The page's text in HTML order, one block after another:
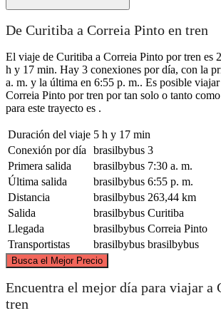
De Curitiba a Correia Pinto en tren
El viaje de Curitiba a Correia Pinto por tren es
h y 17 min. Hay 3 conexiones por día, con la
a. m. y la última en 6:55 p. m.. Es posible
Correia Pinto por tren por tan solo o tanto
para este trayecto es .
Duración del viaje 5 h y 17 min
Conexión por día
brasilbybus 3
Primera salida
brasilbybus 7:30 a. m.
Última salida
brasilbybus 6:55 p. m.
Distancia
brasilbybus 263,44 km
Salida
brasilbybus Curitiba
Llegada
brasilbybus Correia Pinto
Transportistas
brasilbybus brasilbybus
Busca el Mejor Precio
©CARTO, ©
Encuentra el mejor día para viajar a
tren